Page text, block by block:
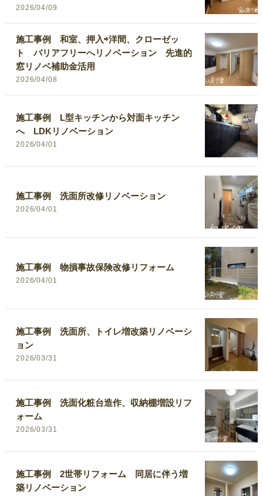
2026/04/09
施工事例 和室、押入⇨洋間、クローゼッ
ト バリアフリーへリノベーション 先進的
窓リノベ補助金活用
2026/04/08
施工事例 L型キッチンから対面キッチン
へ LDKリノベーション
2026/04/01
施工事例 洗面所改修リノベーション
2026/04/01
施工事例 物損事故保険改修リフォーム
2026/04/01
施工事例 洗面所、トイレ増改築リノベーシ
ョン
2026/03/31
施工事例 洗面化粧台造作、収納棚増設リフ
ォーム
2026/03/31
施工事例 2世帯リフォーム 同居に伴う増
築リノベーション